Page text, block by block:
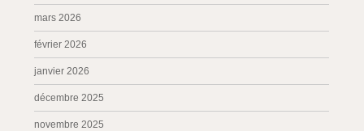
mars 2026
février 2026
janvier 2026
décembre 2025
novembre 2025